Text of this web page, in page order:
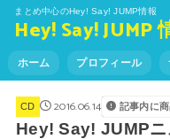
まとめ中心のHey! Say! JUMP情報
Hey! Say! JUMP
ホーム プロフィール
CD 2016.06.14 記事内に
Hey! Say! JUMPニ